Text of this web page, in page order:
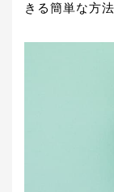
きる簡単な方